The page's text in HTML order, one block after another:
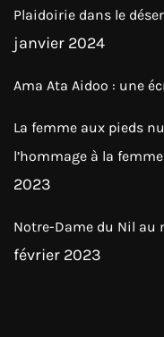
Plaidoirie dans le
janvier 2024
Ama Ata Aidoo : une
La femme aux pieds
l’hommage à la
2023
Notre-Dame du Nil
février 2023